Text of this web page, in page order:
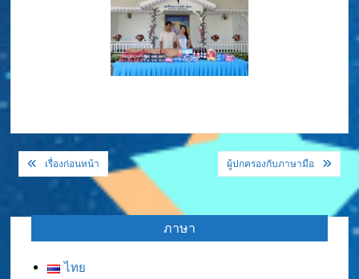
แนะแนว
เรื่อง
เรื่องก่อนหน้า ผู้ปกครองกับภาษามือ
ภาษา
ไทย